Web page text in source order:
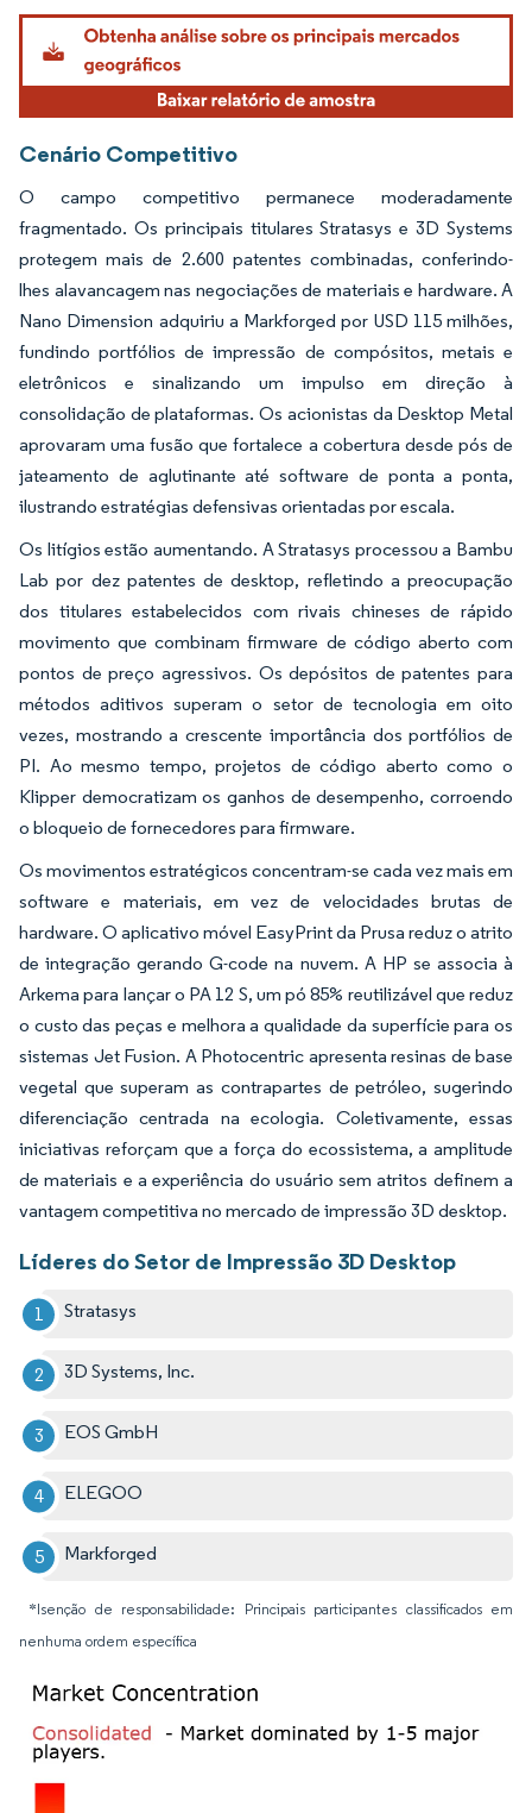
Imagem © Mordor Intelligence. O reuso requer atribuição conforme CC BY 4.0.
Cenário Competitivo
O campo competitivo permanece moderadamente
fragmentado. Os principais titulares Stratasys e 3D Systems
protegem mais de 2.600 patentes combinadas, conferindo-
lhes alavancagem nas negociações de materiais e hardware. A
Nano Dimension adquiriu a Markforged por USD 115 milhões,
fundindo portfólios de impressão de compósitos, metais e
eletrônicos e sinalizando um impulso em direção à
consolidação de plataformas. Os acionistas da Desktop Metal
aprovaram uma fusão que fortalece a cobertura desde pós de
jateamento de aglutinante até software de ponta a ponta,
ilustrando estratégias defensivas orientadas por escala.
Os litígios estão aumentando. A Stratasys processou a Bambu
Lab por dez patentes de desktop, refletindo a preocupação
dos titulares estabelecidos com rivais chineses de rápido
movimento que combinam firmware de código aberto com
pontos de preço agressivos. Os depósitos de patentes para
métodos aditivos superam o setor de tecnologia em oito
vezes, mostrando a crescente importância dos portfólios de
PI. Ao mesmo tempo, projetos de código aberto como o
Klipper democratizam os ganhos de desempenho, corroendo
o bloqueio de fornecedores para firmware.
Os movimentos estratégicos concentram-se cada vez mais em
software e materiais, em vez de velocidades brutas de
hardware. O aplicativo móvel EasyPrint da Prusa reduz o atrito
de integração gerando G-code na nuvem. A HP se associa à
Arkema para lançar o PA 12 S, um pó 85% reutilizável que reduz
o custo das peças e melhora a qualidade da superfície para os
sistemas Jet Fusion. A Photocentric apresenta resinas de base
vegetal que superam as contrapartes de petróleo, sugerindo
diferenciação centrada na ecologia. Coletivamente, essas
iniciativas reforçam que a força do ecossistema, a amplitude
de materiais e a experiência do usuário sem atritos definem a
vantagem competitiva no mercado de impressão 3D desktop.
Líderes do Setor de Impressão 3D Desktop
Stratasys
3D Systems, Inc.
EOS GmbH
ELEGOO
Markforged
*Isenção de responsabilidade: Principais participantes classificados em
nenhuma ordem específica